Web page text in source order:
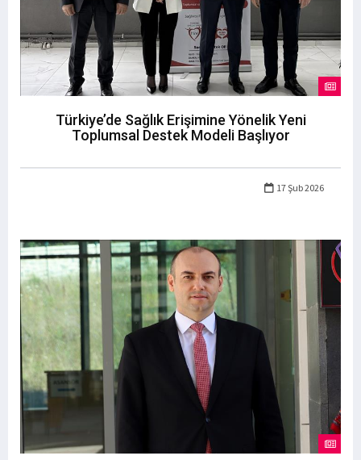
Türkiye’de Sağlık Erişimine Yönelik Yeni
Toplumsal Destek Modeli Başlıyor
17 Şub 2026